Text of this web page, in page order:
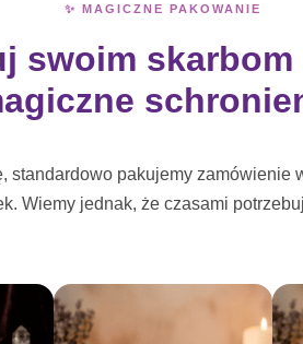
✨ MAGICZNE PAKOWANIE
swoim skarbom
standardowo pakujemy zamówienie
Wiemy jednak, że czasami